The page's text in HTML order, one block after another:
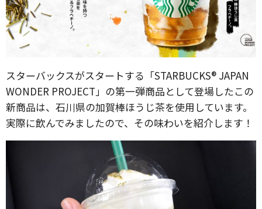
スターバックスがスタートする「STARBUCKS® JAPAN
WONDER PROJECT」の第一弾商品として登場したこの
新商品は、石川県の加賀棒ほうじ茶を使用しています。
実際に飲んでみましたので、その味わいを紹介します！